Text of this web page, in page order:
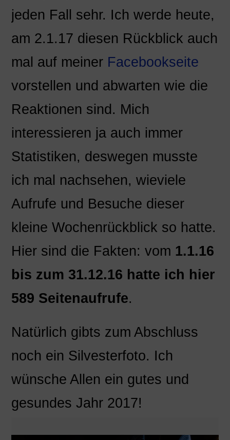
jeden Fall sehr. Ich werde heute,
am 2.1.17 diesen Rückblick auch
mal auf meiner Facebookseite
vorstellen und abwarten wie die
Reaktionen sind. Mich
interessieren ja auch immer
Statistiken, deswegen musste
ich mal nachsehen, wieviele
Aufrufe und Besuche dieser
kleine Wochenrückblick so hatte.
Hier sind die Fakten: vom 1.1.16
bis zum 31.12.16 hatte ich hier
589 Seitenaufrufe.
Natürlich gibts zum Abschluss
noch ein Silvesterfoto. Ich
wünsche Allen ein gutes und
gesundes Jahr 2017!